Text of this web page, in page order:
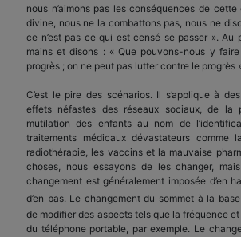
nous n’aimons pas les conséquences de
divine, nous ne la combattons pas, nous ne
ce n’est pas ce qui est censé se passer ». Au
mains et disons : « Que pouvons-nous y
progrès ; on ne peut pas lutter contre le progrès
C’est le pire des scénarios. Il s’applique à
effets néfastes des réseaux sociaux, de la
mutilation des enfants au nom de
traitements médicaux dévastateurs comme
radiothérapie, les vaccins et la mauvaise
choses, nous essayons de les changer,
changement est généralement imposée d’en
d’en bas. Le changement du sommet à la
de modifier des aspects tels que la fréquence et
du téléphone portable, par exemple. Le